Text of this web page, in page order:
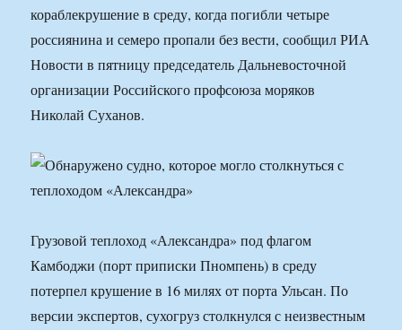
кораблекрушение в среду, когда погибли четыре
россиянина и семеро пропали без вести, сообщил РИА
Новости в пятницу председатель Дальневосточной
организации Российского профсоюза моряков
Николай Суханов.
Грузовой теплоход «Александра» под флагом
Камбоджи (порт приписки Пномпень) в среду
потерпел крушение в 16 милях от порта Ульсан. По
версии экспертов, сухогруз столкнулся с неизвестным